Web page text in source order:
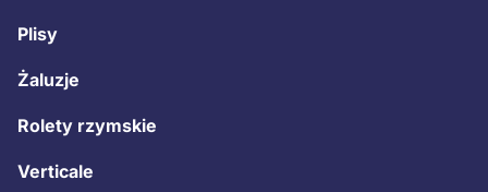
Plisy
Żaluzje
Rolety rzymskie
Verticale